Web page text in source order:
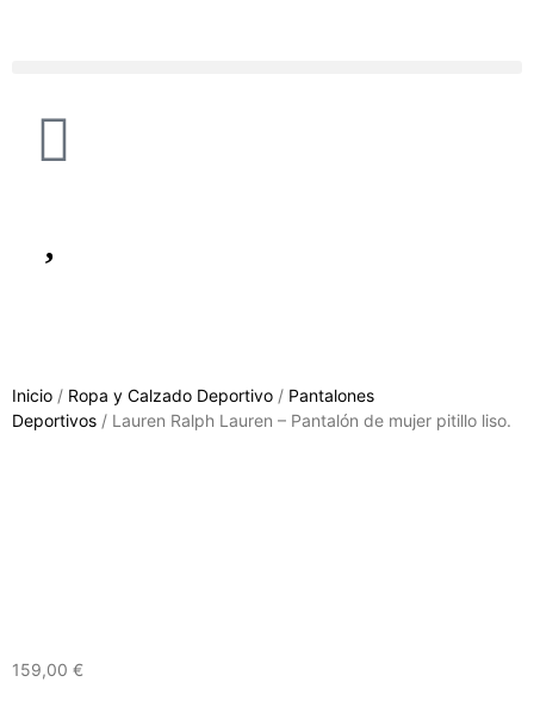
Inicio / Ropa y Calzado Deportivo / Pantalones
Deportivos / Lauren Ralph Lauren – Pantalón de mujer pitillo liso.
159,00 €